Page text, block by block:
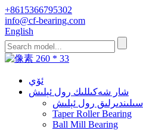
+8615366795302
info@cf-bearing.com
English
ئۆي
شار شەكىللىك رول ئېلىش
سىلىندىرلىق رول ئېلىش
Taper Roller Bearing
Ball Mill Bearing